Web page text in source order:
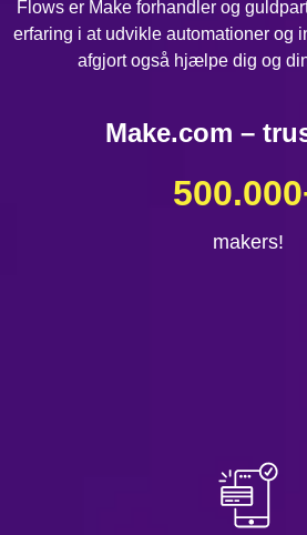
Flows er Make forhandler og
erfaring i at udvikle automationer og
afgjort også hjælpe dig og
Make.com –
makers!
500.000